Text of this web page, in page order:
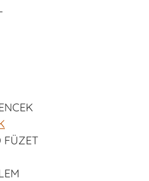
FÜZET